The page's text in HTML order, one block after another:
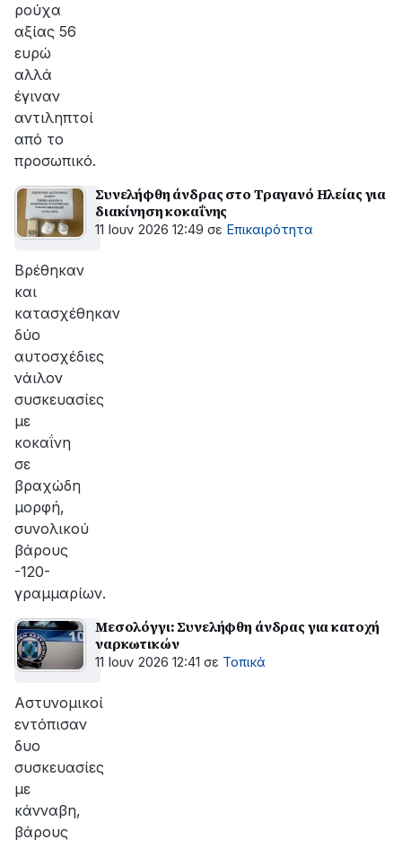
ρούχα
αξίας 56
ευρώ
αλλά
έγιναν
αντιληπτοί
από το
προσωπικό.
Συνελήφθη άνδρας στο Τραγανό Ηλείας για
διακίνηση κοκαΐνης
11 Ιουν 2026 12:49 σε Επικαιρότητα
Βρέθηκαν
και
κατασχέθηκαν
δύο
αυτοσχέδιες
νάιλον
συσκευασίες
με
κοκαΐνη
σε
βραχώδη
μορφή,
συνολικού
βάρους
-120-
γραμμαρίων.
Μεσολόγγι: Συνελήφθη άνδρας για κατοχή
ναρκωτικών
11 Ιουν 2026 12:41 σε Τοπικά
Αστυνομικοί
εντόπισαν
δυο
συσκευασίες
με
κάνναβη,
βάρους